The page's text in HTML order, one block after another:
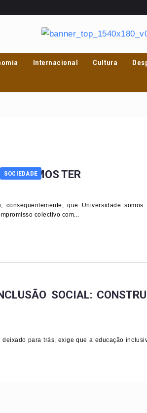
Internacional Cultura
SOCIEDADE TER
consequentemente, que Universidade
colectivo com...
SOCIAL:
para trás, exige que a educação